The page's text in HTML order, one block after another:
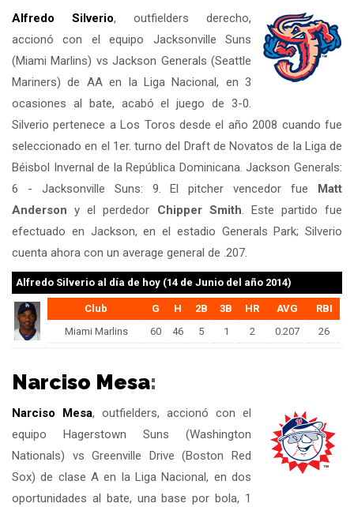
Alfredo Silverio, outfielders derecho,
accionó con el equipo Jacksonville Suns
(Miami Marlins) vs Jackson Generals (Seattle
Mariners) de AA en la Liga Nacional, en 3
ocasiones al bate, acabó el juego de 3-0.
Silverio pertenece a Los Toros desde el año 2008 cuando fue
seleccionado en el 1er. turno del Draft de Novatos de la Liga de
Béisbol Invernal de la República Dominicana. Jackson Generals:
6 - Jacksonville Suns: 9. El pitcher vencedor fue Matt
Anderson y el perdedor Chipper Smith. Este partido fue
efectuado en Jackson, en el estadio Generals Park; Silverio
cuenta ahora con un average general de .207.
Alfredo Silverio al día de hoy (14 de Junio del año 2014)
Club G H 2B 3B HR AVG
RBI
Miami Marlins
60 46 5 1 2 0.207 26
Narciso Mesa:
Narciso Mesa, outfielders, accionó con el
equipo Hagerstown Suns (Washington
Nationals) vs Greenville Drive (Boston Red
Sox) de clase A en la Liga Nacional, en dos
oportunidades al bate, una base por bola, 1